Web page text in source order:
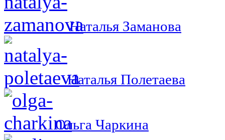
Наталья Заманова
Наталья Полетаева
Ольга Чаркина